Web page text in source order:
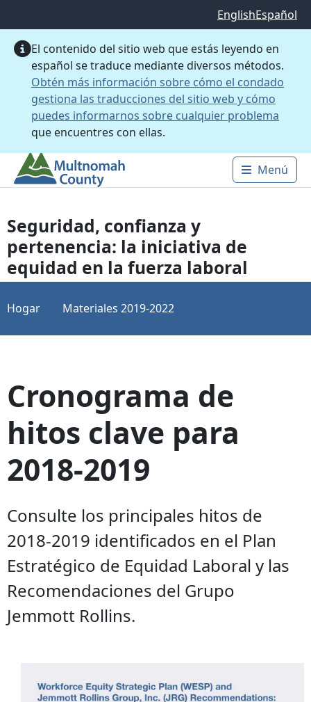
EnglishEspañol
El contenido del sitio web que estás leyendo en
español se traduce mediante diversos métodos.
Obtén más información sobre cómo el condado
gestiona las traducciones del sitio web y cómo
puedes informarnos sobre cualquier problema
que encuentres con ellas.
Main
Menú
Seguridad, confianza y
pertenencia: la iniciativa de
equidad en la fuerza laboral
Hogar Materiales 2019-2022
Cronograma de
hitos clave para
2018-2019
Consulte los principales hitos de
2018-2019 identificados en el Plan
Estratégico de Equidad Laboral y las
Recomendaciones del Grupo
Jemmott Rollins.